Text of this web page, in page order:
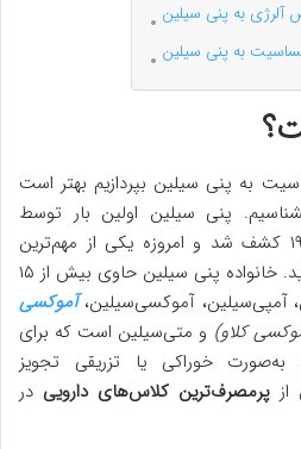
به پنی سیلین
به پنی سیلین
به پنی سیلین بپردازیم بهتر است
پنی سیلین اولین بار توسط
الکساندر فلمینگ در سال ۱۹۲۸ کشف شد و امروزه یکی از مهم‌ترین
آنتی‌بیوتیک‌ها به حساب می‌آید. خانواده پنی سیلین حاوی بیش از ۱۵
آمپی‌سیلین، آموکسی‌سیلین،آموکسی
کلاو) و متی‌سیلین است که برای
به‌صورت خوراکی یا تزریقی تجویز
پرمصرف‌ترین کلاس‌های دارویی در